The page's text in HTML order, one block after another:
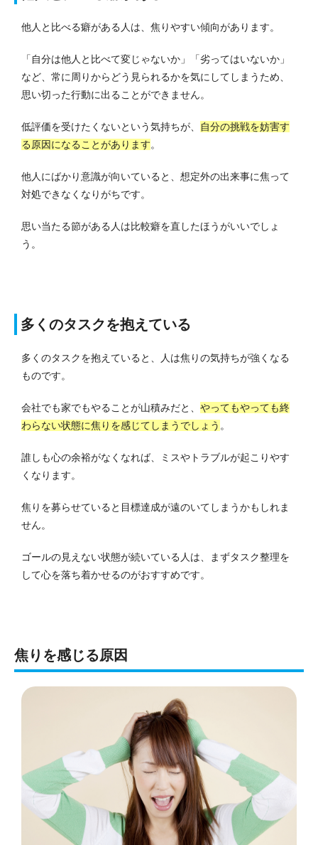
他人と比べる癖がある人は、焦りやすい傾向があります。
「自分は他人と比べて変じゃないか」「劣ってはいないか」
など、常に周りからどう見られるかを気にしてしまうため、
思い切った行動に出ることができません。
低評価を受けたくないという気持ちが、
自分の挑戦を妨害す
る原因になることがあります。
他人にばかり意識が向いていると、想定外の出来事に焦って
対処できなくなりがちです。
思い当たる節がある人は比較癖を直したほうがいいでしょ
う。
多くのタスクを抱えている
多くのタスクを抱えていると、人は焦りの気持ちが強くなる
ものです。
会社でも家でもやることが山積みだと、 やってもやっても終
わらない状態に焦りを感じてしまうでしょう 。
誰しも心の余裕がなくなれば、ミスやトラブルが起こりやす
くなります。
焦りを募らせていると目標達成が遠のいてしまうかもしれま
せん。
ゴールの見えない状態が続いている人は、まずタスク整理を
して心を落ち着かせるのがおすすめです。
焦りを感じる原因